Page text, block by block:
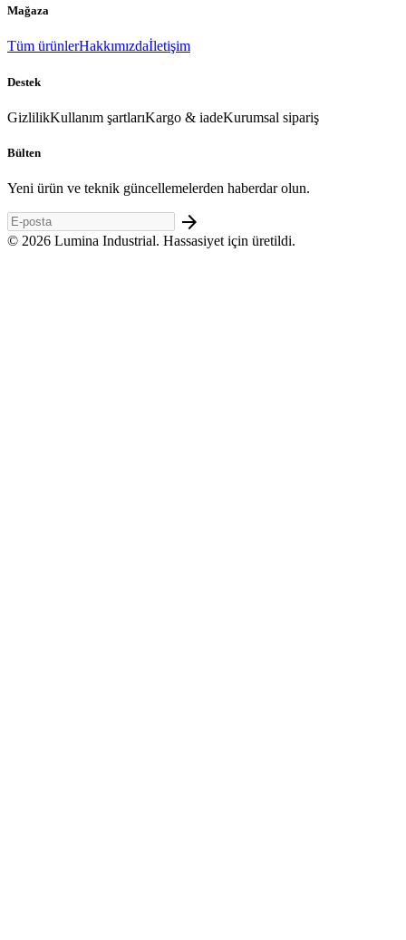
Mağaza
Tüm ürünlerHakkımızdaİletişim
Destek
GizlilikKullanım şartlarıKargo & iadeKurumsal sipariş
Bülten
Yeni ürün ve teknik güncellemelerden haberdar olun.
arrow_forward
© 2026 Lumina Industrial. Hassasiyet için üretildi.